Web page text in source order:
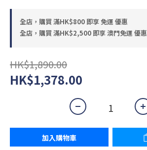
全店，購買 滿HK$800 即享 免運 優惠
全店，購買 滿HK$2,500 即享 澳門免運 優惠
HK$1,890.00
HK$1,378.00
加入購物車